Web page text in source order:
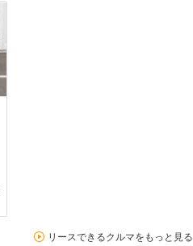
リースできるクルマをもっと見る